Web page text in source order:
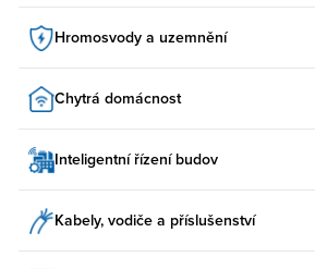
Hromosvody a uzemnění
Chytrá domácnost
Inteligentní řízení budov
Kabely, vodiče a příslušenství